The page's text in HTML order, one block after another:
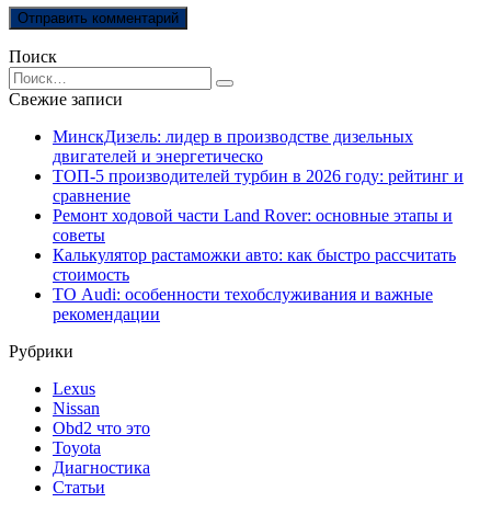
Поиск
Search
for:
Свежие записи
МинскДизель: лидер в производстве дизельных
двигателей и энергетическо
ТОП-5 производителей турбин в 2026 году: рейтинг и
сравнение
Ремонт ходовой части Land Rover: основные этапы и
советы
Калькулятор растаможки авто: как быстро рассчитать
стоимость
ТО Audi: особенности техобслуживания и важные
рекомендации
Рубрики
Lexus
Nissan
Obd2 что это
Toyota
Диагностика
Статьи